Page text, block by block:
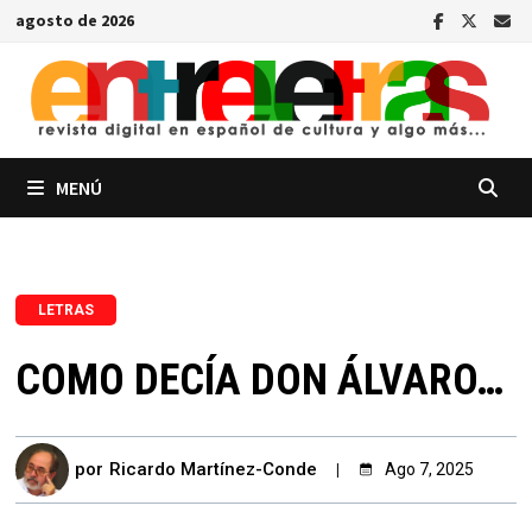
Saltar
contenido
agosto de 2026
MENÚ
LETRAS
COMO DECÍA DON ÁLVARO…
por Ricardo Martínez-Conde Ago 7, 2025